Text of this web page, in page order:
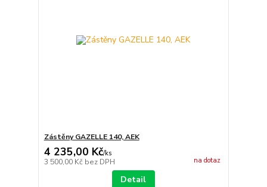
Zástěny GAZELLE 140, AEK
4 235,00 Kč/ks
3 500,00 Kč bez DPH na dotaz
Detail